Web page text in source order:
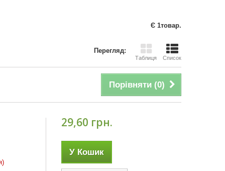
Є 1товар.
Перегляд:
Таблиця Список
Порівняти (0)
29,60 грн.
У Кошик